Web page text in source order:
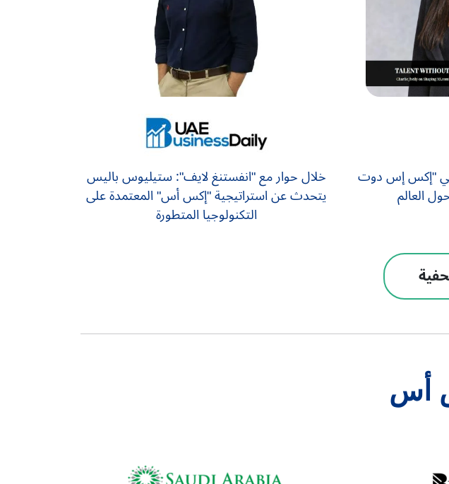
في "إكس إس دوت
العالم
خلال حوار مع "انفستنغ لايف": ستيليوس باليس
يتحدث عن استراتيجية "إكس أس" المعتمدة على
التكنولوجيا المتطورة
أس